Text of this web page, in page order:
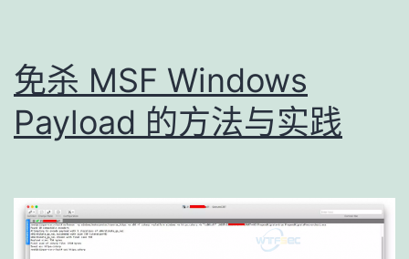
自
启
动
免杀 MSF Windows
Payload 的方法与实践